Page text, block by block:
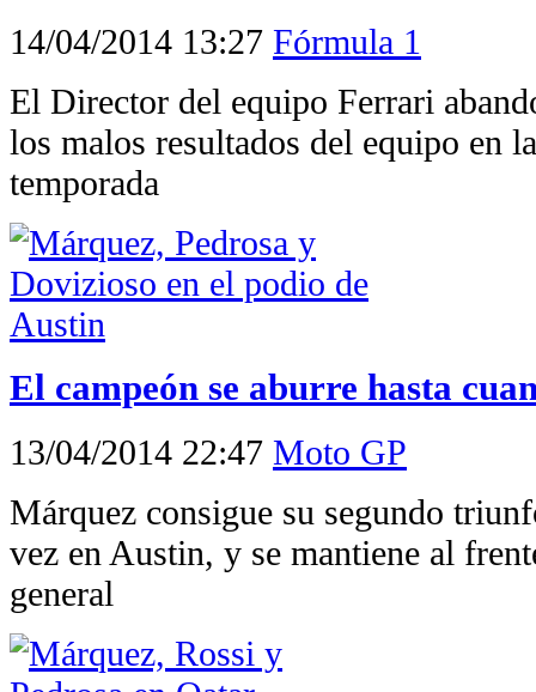
14/04/2014 13:27 Fórmula 1
El Director del equipo Ferrari
los malos resultados del equipo en
temporada
El campeón se aburre hasta
13/04/2014 22:47 Moto GP
Márquez consigue su segundo
vez en Austin, y se mantiene al
general